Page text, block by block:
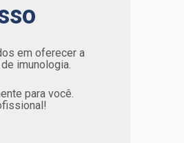
em oferecer a
imunologia.
para você.